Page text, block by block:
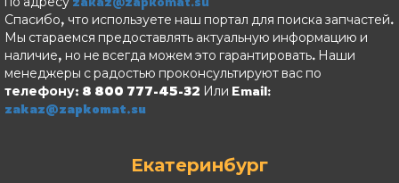
Спасибо, что используете наш портал для поиска запчастей.
Мы стараемся предоставлять актуальную информацию и
наличие, но не всегда можем это гарантировать. Наши
менеджеры с радостью проконсультируют вас по
телефону: 8 800 777-45-32 Или Email:
zakaz@zapkomat.su
Екатеринбург